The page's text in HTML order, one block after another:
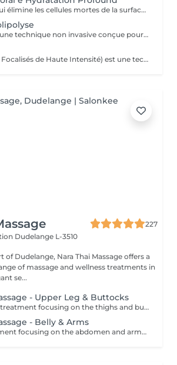
Un soin exfoliant qui élimine les cellules mortes de la surface de la peau, favorise le renouvellement cellulaire et prévient les poils incarnés. Ce rituel de beauté laisse la peau plus lisse, douce et visiblement plus saine. Idéal pour retrouver une peau éclatante et soyeuse.
La cryolipolyse est une technique non invasive conçue pour réduire les amas graisseux localisés. Grâce au froid contrôlé, les cellules graisseuses sont cristallisées puis éliminées naturellement par l'organisme, sans chirurgie ni aiguilles. Ce traitement permet de remodeler la silhouette de façon ciblée, avec des résultats progressifs et durables, tout en préservant la peau et les tissus environnants. Idéal pour les zones comme le ventre, les cuisses ou les bras, il offre une alternative sûre et efficace pour affiner la silhouette.
Le HIFU (Ultrasons Focalisés de Haute Intensité) est une technique non invasive de lifting et de raffermissement du visage et du corps. Grâce à des ultrasons ciblés, il stimule la production naturelle de collagène et d'élastine, améliorant la fermeté et l'élasticité de la peau. Ce traitement permet de souligner les contours du visage, réduire les rides et raffermir les zones relâchées, sans chirurgie ni injections. Les résultats sont progressifs et naturels, avec un minimum de contraintes et une récupération rapide.
227
Dudelange L-3510
of Dudelange, Nara Thai Massage offers a
of massage and wellness treatments in
se...
- Upper Leg & Buttocks
A specialised body treatment focusing on the thighs and buttocks using intensive massage techniques designed to stimulate circulation and work the underlying tissues. This targeted treatment helps improve skin appearance, support tissue tone, and leave the treated areas feeling smoother, firmer, and revitalised.
- Belly & Arms
A specialised treatment focusing on the abdomen and arms using targeted massage techniques designed to stimulate circulation and support the skin's natural appearance. This intensive treatment helps improve tissue tone, enhance skin texture, and leave the treated areas feeling smoother, more supple, and refreshed.